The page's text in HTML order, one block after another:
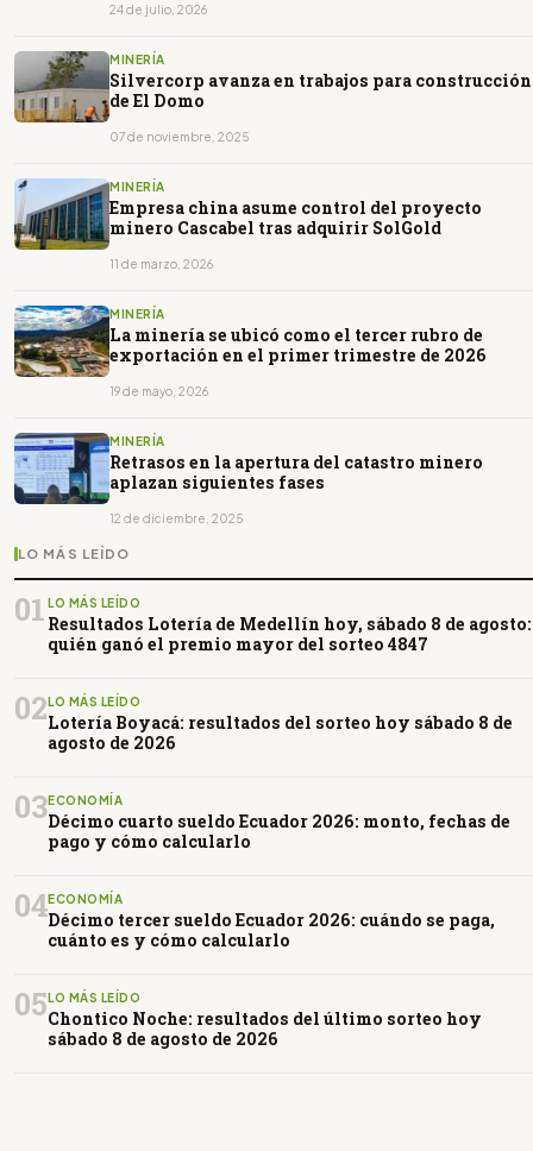
24 de julio, 2026
MINERÍA
Silvercorp avanza en trabajos para construcción
de El Domo
07 de noviembre, 2025
MINERÍA
Empresa china asume control del proyecto
minero Cascabel tras adquirir SolGold
11 de marzo, 2026
MINERÍA
La minería se ubicó como el tercer rubro de
exportación en el primer trimestre de 2026
19 de mayo, 2026
MINERÍA
Retrasos en la apertura del catastro minero
aplazan siguientes fases
12 de diciembre, 2025
LO MÁS LEÍDO
01 LO MÁS LEÍDO
Resultados Lotería de Medellín hoy, sábado 8 de agosto:
quién ganó el premio mayor del sorteo 4847
02LO MÁS LEÍDO
Lotería Boyacá: resultados del sorteo hoy sábado 8 de
agosto de 2026
03ECONOMÍA
Décimo cuarto sueldo Ecuador 2026: monto, fechas de
pago y cómo calcularlo
04ECONOMÍA
Décimo tercer sueldo Ecuador 2026: cuándo se paga,
cuánto es y cómo calcularlo
05LO MÁS LEÍDO
Chontico Noche: resultados del último sorteo hoy
sábado 8 de agosto de 2026